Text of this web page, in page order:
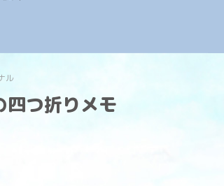
ル
四つ折りメモ